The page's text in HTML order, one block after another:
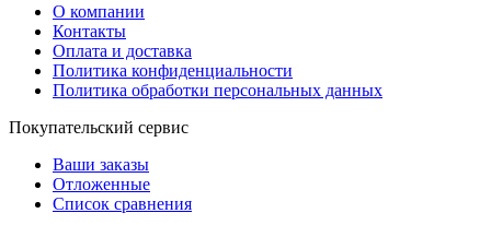
О компании
Контакты
Оплата и доставка
Политика конфиденциальности
Политика обработки персональных данных
Покупательский сервис
Ваши заказы
Отложенные
Список сравнения